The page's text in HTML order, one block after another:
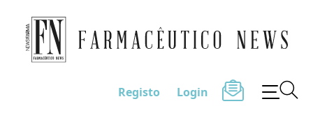
Farmacêutico News
Registo Login